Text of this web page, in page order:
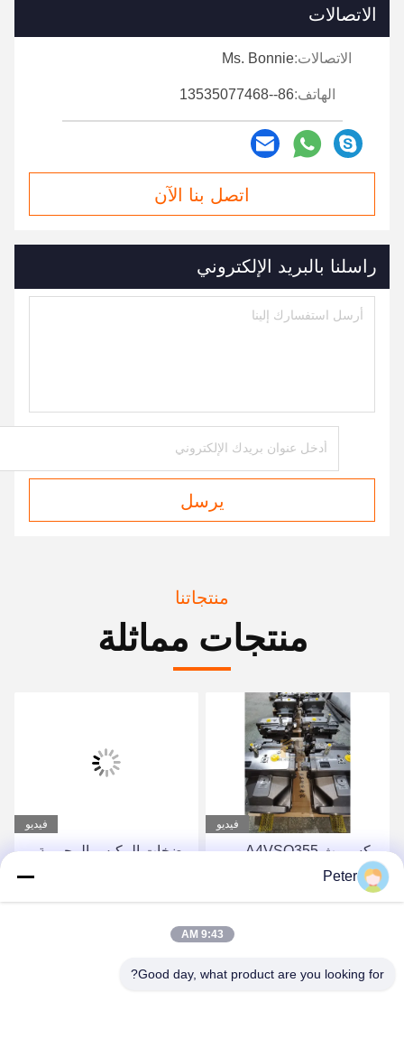
الاتصالات
الاتصالات:Ms. Bonnie
الهاتف:86--13535077468
اتصل بنا الآن
راسلنا بالبريد الإلكتروني
يرسل
منتجاتنا
منتجات مماثلة
فيديو
ريكسروث A4VSO355
مضخة المكبس مجموعة
دوارة مضخة هيدروليكية من
فيديو
مضخات المكبس المحورية
A4FO125_30R-
Peter
9:43 AM
Good day, what product are you looking for?